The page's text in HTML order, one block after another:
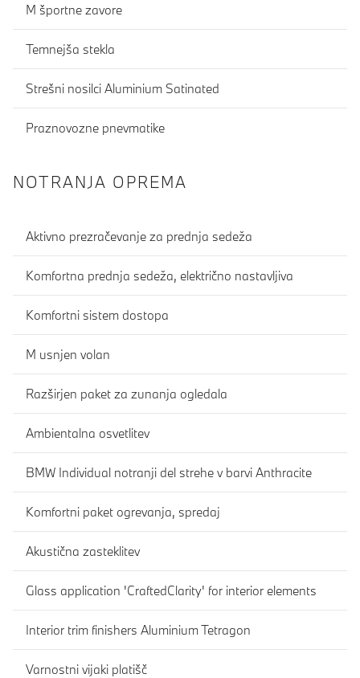
M športne zavore
Temnejša stekla
Strešni nosilci Aluminium Satinated
Praznovozne pnevmatike
NOTRANJA OPREMA
Aktivno prezračevanje za prednja sedeža
Komfortna prednja sedeža, električno nastavljiva
Komfortni sistem dostopa
M usnjen volan
Razširjen paket za zunanja ogledala
Ambientalna osvetlitev
BMW Individual notranji del strehe v barvi Anthracite
Komfortni paket ogrevanja, spredaj
Akustična zasteklitev
Glass application 'CraftedClarity' for interior elements
Interior trim finishers Aluminium Tetragon
Varnostni vijaki platišč